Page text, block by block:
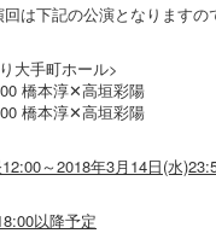
は下記の公演となりますの
大手町ホール>
橋本淳✕高垣彩陽
橋本淳✕高垣彩陽
～2018年3月14日(水
以降予定